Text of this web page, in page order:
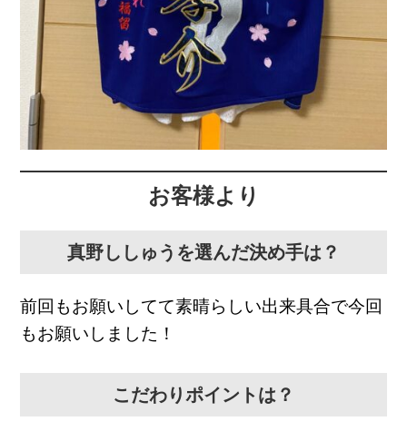
お客様より
真野ししゅうを選んだ決め手は？
前回もお願いしてて素晴らしい出来具合で今回
もお願いしました！
こだわりポイントは？